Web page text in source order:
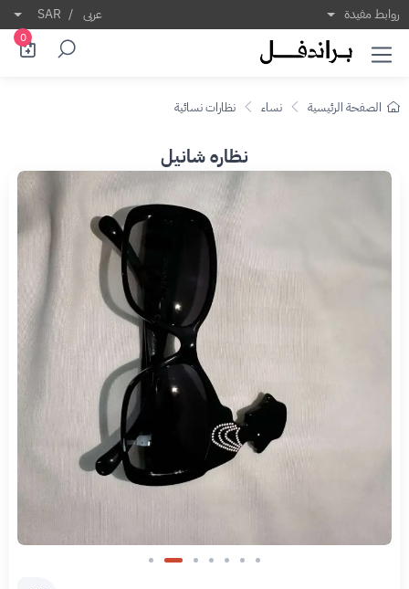
روابط مفيدة عربى /
SAR
0
الصفحة الرئيسية نساء نظارات نسائية
نظاره شانيل